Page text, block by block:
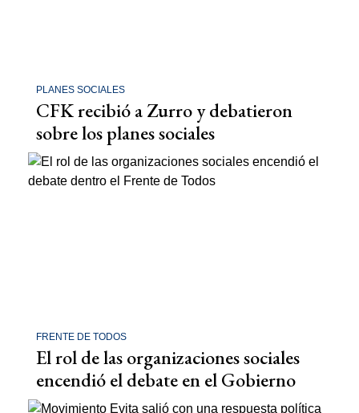
PLANES SOCIALES
CFK recibió a Zurro y debatieron
sobre los planes sociales
FRENTE DE TODOS
El rol de las organizaciones sociales
encendió el debate en el Gobierno